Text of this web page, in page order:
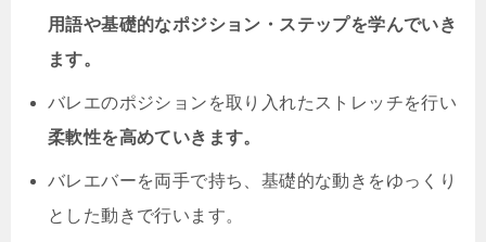
用語や基礎的なポジション・ステップを学んでいき
ます。
バレエのポジションを取り入れたストレッチを行い
柔軟性を高めていきます。
バレエバーを両手で持ち、基礎的な動きをゆっくり
とした動きで行います。